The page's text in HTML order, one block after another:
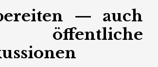
— auch
öffentliche